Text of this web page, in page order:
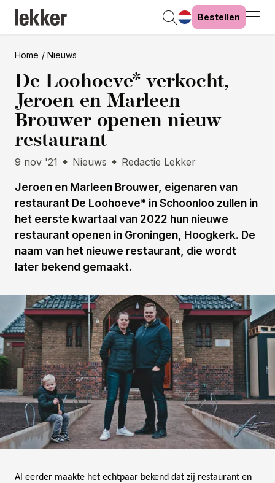
Bestellen
Home Nieuws
De Loohoeve* verkocht,
Jeroen en Marleen
Brouwer openen nieuw
restaurant
9 nov '21 Nieuws Redactie Lekker
Jeroen en Marleen Brouwer, eigenaren van
restaurant De Loohoeve* in Schoonloo zullen in
het eerste kwartaal van 2022 hun nieuwe
restaurant openen in Groningen, Hoogkerk. De
naam van het nieuwe restaurant, die wordt
later bekend gemaakt.
Al eerder maakte het echtpaar bekend dat zij restaurant en